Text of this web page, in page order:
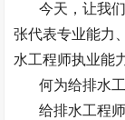
今天，让我
张代表专业能力
水工程师执业能
何为给排水
给排水工程